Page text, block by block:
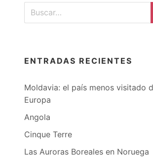
Buscar:
ENTRADAS RECIENTES
Moldavia: el país menos visitado
Europa
Angola
Cinque Terre
Las Auroras Boreales en Noruega